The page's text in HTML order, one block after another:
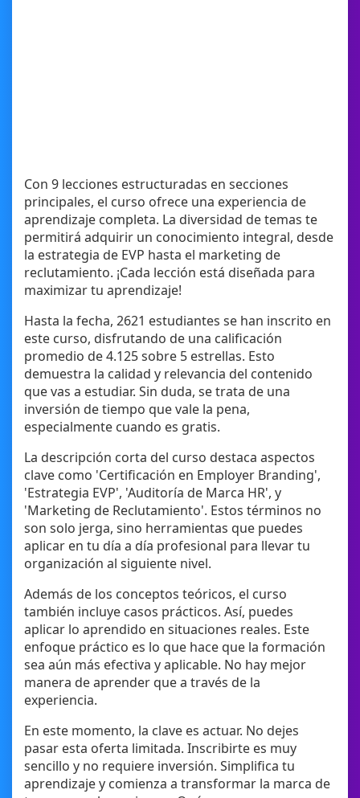
Con 9 lecciones estructuradas en secciones
principales, el curso ofrece una experiencia de
aprendizaje completa. La diversidad de temas te
permitirá adquirir un conocimiento integral, desde
la estrategia de EVP hasta el marketing de
reclutamiento. ¡Cada lección está diseñada para
maximizar tu aprendizaje!
Hasta la fecha, 2621 estudiantes se han inscrito en
este curso, disfrutando de una calificación
promedio de 4.125 sobre 5 estrellas. Esto
demuestra la calidad y relevancia del contenido
que vas a estudiar. Sin duda, se trata de una
inversión de tiempo que vale la pena,
especialmente cuando es gratis.
La descripción corta del curso destaca aspectos
clave como 'Certificación en Employer Branding',
'Estrategia EVP', 'Auditoría de Marca HR', y
'Marketing de Reclutamiento'. Estos términos no
son solo jerga, sino herramientas que puedes
aplicar en tu día a día profesional para llevar tu
organización al siguiente nivel.
Además de los conceptos teóricos, el curso
también incluye casos prácticos. Así, puedes
aplicar lo aprendido en situaciones reales. Este
enfoque práctico es lo que hace que la formación
sea aún más efectiva y aplicable. No hay mejor
manera de aprender que a través de la
experiencia.
En este momento, la clave es actuar. No dejes
pasar esta oferta limitada. Inscribirte es muy
sencillo y no requiere inversión. Simplifica tu
aprendizaje y comienza a transformar la marca de